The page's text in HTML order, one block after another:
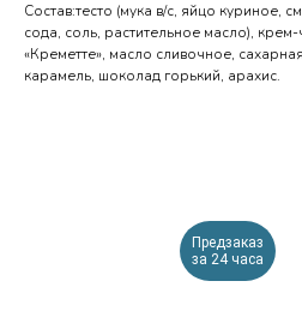
Состав:тесто (мука в/с, яйцо куриное,
сода, соль, растительное масло),
«Креметте», масло сливочное,
карамель, шоколад горький, арахис.
Предзаказ
за 24 часа